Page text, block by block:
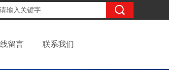
留言 联系我们